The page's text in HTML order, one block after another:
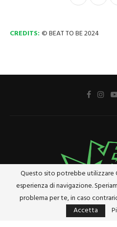
CREDITS: © BEAT TO BE 2024
Cookie Policy
Questo sito potrebbe utilizzare
esperienza di navigazione.
problema per te, in caso
Accetta